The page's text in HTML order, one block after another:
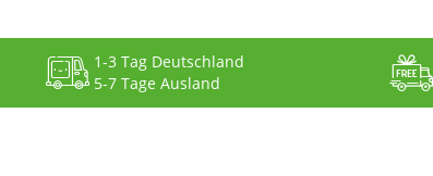
1-3 Tag Deutschland
5-7 Tage Ausland